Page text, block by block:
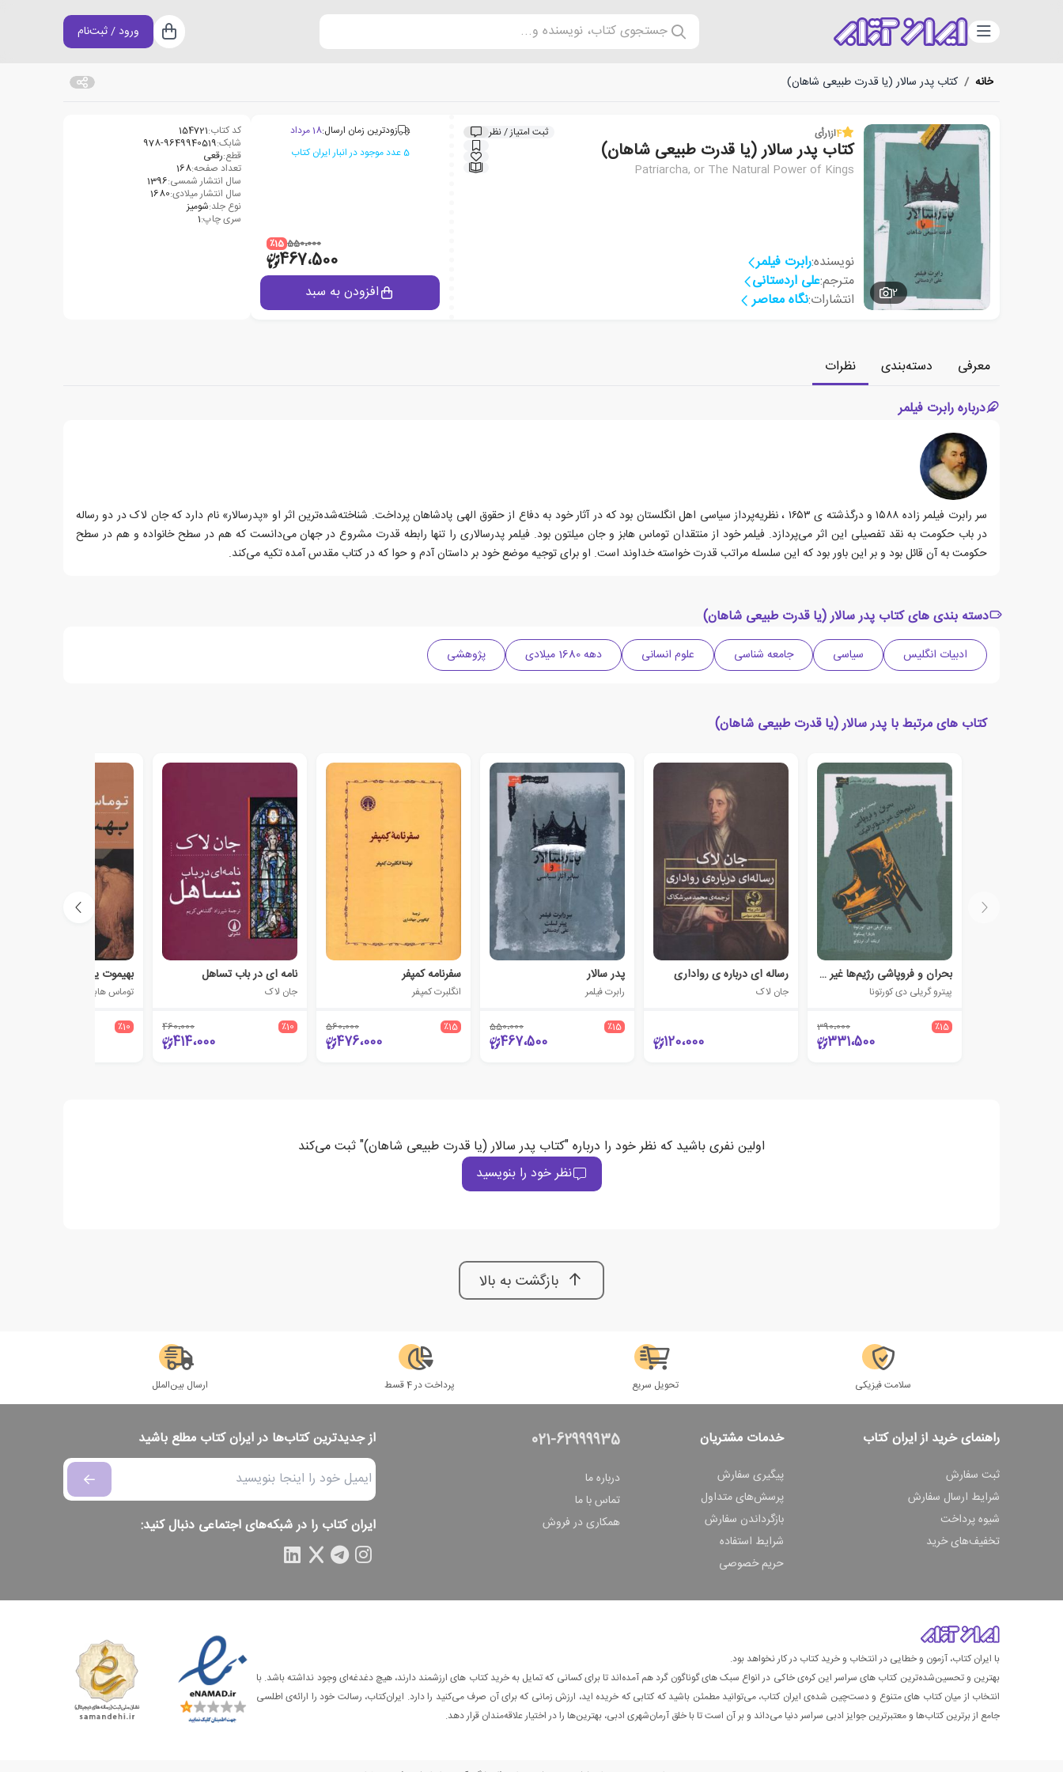
دسته‌بندی جستجوی کتاب، نویسنده و... سبد خرید
ورود / ثبت‌نام
خانه / کتاب پدر سالار (یا قدرت طبیعی شاهان)
2
4از1رأی ثبت امتیاز / نظر
کتاب پدر سالار (یا قدرت طبیعی شاهان)
Patriarcha, or The Natural Power of Kings
نویسنده:رابرت فیلمر
مترجم:علی اردستانی
انتشارات:نگاه معاصر
زودترین زمان ارسال:18 مرداد
5 عدد موجود در انبار ایران کتاب
550،000 ٪15
467،500
افزودن به سبد
کد کتاب:154721
شابک:978-9649940519
قطع:رقعی
تعداد صفحه:168
سال انتشار شمسی:1396
سال انتشار میلادی:1680
نوع جلد:شومیز
سری چاپ:1
معرفی دسته‌بندی
نظرات
درباره رابرت فیلمر
سر رابرت فیلمر زاده ۱۵۸۸ و درگذشته ی ۱۶۵۳ ، نظریه‌پرداز سیاسی اهل انگلستان بود که در آثار خود به دفاع از حقوق الهی پادشاهان پرداخت. شناخته‌شده‌ترین اثر او «پدرسالار» نام دارد که جان لاک در دو رساله
در باب حکومت به نقد تفصیلی این اثر می‌پردازد. فیلمر خود از منتقدان توماس هابز و جان میلتون بود. فیلمر پدرسالاری را تنها رابطه قدرت مشروع در جهان می‌دانست که هم در سطح خانواده و هم در سطح
حکومت به آن قائل بود و بر این باور بود که این سلسله مراتب قدرت خواسته خداوند است. او برای توجیه موضع خود بر داستان آدم و حوا که در کتاب مقدس آمده تکیه می‌کند.
دسته بندی های کتاب پدر سالار (یا قدرت طبیعی شاهان)
ادبیات انگلیس سیاسی جامعه شناسی علوم انسانی دهه 1680 میلادی پژوهشی
کتاب های مرتبط با پدر سالار (یا قدرت طبیعی شاهان)
بحران و فروپاشی رژیم‌ها غیر دموکراتیک
پیترو گریلی دی کورتونا
٪15 390،000
331،500
رساله ای درباره ی رواداری
جان لاک
120،000
پدر سالار
رابرت فیلمر
٪15 550،000
467،500
سفرنامه کمپفر
انگلبرت کمپفر
٪15 560،000
476،000
نامه ای در باب تساهل
جان لاک
٪10 460،000
414،000
بهیموت یا پارلمان طولانی
توماس هابز
٪10
اولین نفری باشید که نظر خود را درباره "کتاب پدر سالار (یا قدرت طبیعی شاهان)" ثبت می‌کند
نظر خود را بنویسید
بازگشت به بالا
سلامت فیزیکی تحویل سریع پرداخت در 4 قسط ارسال بین‌الملل
راهنمای خرید از ایران کتاب
ثبت سفارش
شرایط ارسال سفارش
شیوه پرداخت
تخفیف‌های خرید
خدمات مشتریان
پیگیری سفارش
پرسش‌های متداول
بازگرداندن سفارش
شرایط استفاده
حریم خصوصی
021-62999935
درباره ما
تماس با ما
همکاری در فروش
از جدیدترین کتاب‌ها در ایران کتاب مطلع باشید
ایران کتاب را در شبکه‌های اجتماعی دنبال کنید:
با ایران کتاب، آزمون و خطایی در انتخاب و خرید کتاب در کار نخواهد بود.
بهترین و تحسین‌شده‌ترین کتاب‌ های سراسر این کره‌ی خاکی در انواع سبک های گوناگون گرد هم آمده‌اند تا برای کسانی که تمایل به خرید کتاب های ارزشمند دارند، هیچ دغدغه‌ای وجود نداشته باشد. با
انتخاب از میان کتاب های متنوع و دست‌چین شده‌ی ایران کتاب، می‌توانید مطمئن باشید که کتابی که خریده اید، ارزش زمانی که برای آن صرف می‌کنید را دارد. ایران‌کتاب، رسالت خود را ارائه‌ی اطلسی
جامع از برترین کتاب‌ها و معتبرترین جوایز ادبی سراسر دنیا می‌داند و بر آن است تا با خلق آرمان‌شهری ادبی، بهترین‌ها را در اختیار علاقه‌مندان قرار دهد.